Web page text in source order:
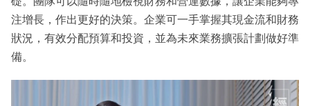
注增長，作出更好的決策。企業可一手掌握其現金流和財務
狀況，有效分配預算和投資，並為未來業務擴張計劃做好準
備。